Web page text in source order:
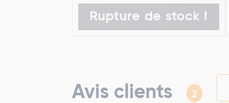
Rupture de stock !
Avis clients 2